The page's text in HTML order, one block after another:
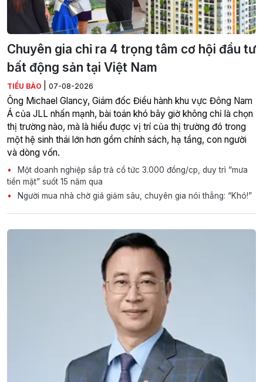
Chuyên gia chỉ ra 4 trọng tâm cơ hội đầu tư
bất động sản tại Việt Nam
TIỂU BẢO 07-08-2026
Ông Michael Glancy, Giám đốc Điều hành khu vực Đông Nam
Á của JLL nhấn mạnh, bài toán khó bây giờ không chỉ là chọn
thị trường nào, mà là hiểu được vị trí của thị trường đó trong
một hệ sinh thái lớn hơn gồm chính sách, hạ tầng, con người
và dòng vốn.
Một doanh nghiệp sắp trả cổ tức 3.000 đồng/cp, duy trì “mưa
tiền mặt” suốt 15 năm qua
Người mua nhà chờ giá giảm sâu, chuyên gia nói thẳng: “Khó!”